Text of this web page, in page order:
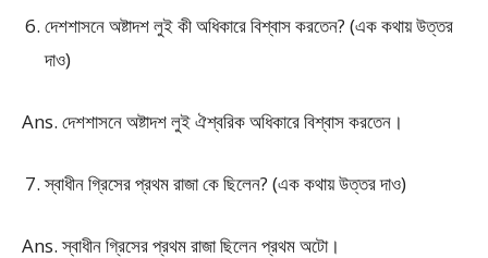
দেশশাসনে অষ্টাদশ লুই কী অধিকারে বিশ্বাস করতেন? (এক কথায় উত্তর
দাও)
Ans. দেশশাসনে অষ্টাদশ লুই ঐশ্বরিক অধিকারে বিশ্বাস করতেন।
স্বাধীন গ্রিসের প্রথম রাজা কে ছিলেন? (এক কথায় উত্তর দাও)
Ans. স্বাধীন গ্রিসের প্রথম রাজা ছিলেন প্রথম অটো।